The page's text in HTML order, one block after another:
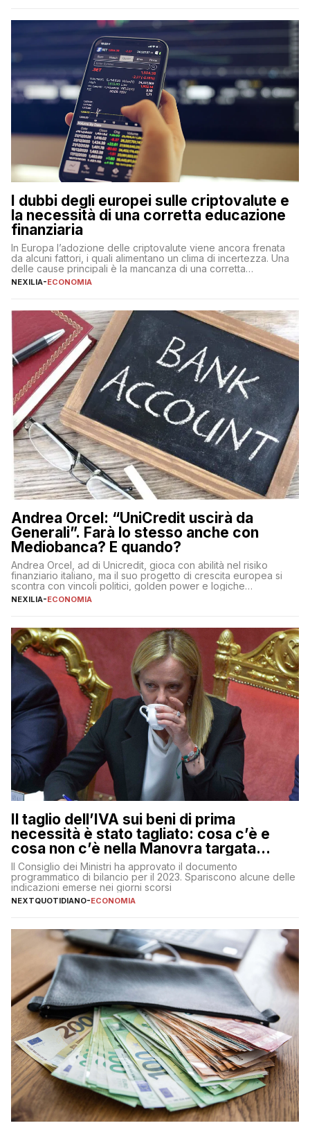
flessibilità e rendimento. Come funzionano […]
I dubbi degli europei sulle criptovalute e
la necessità di una corretta educazione
finanziaria
In Europa l’adozione delle criptovalute viene ancora frenata
da alcuni fattori, i quali alimentano un clima di incertezza. Una
delle cause principali è la mancanza di una corretta
educazione finanziaria, che impedisce ad una larga parte della
sulle criptovalute: […]
NEXILIA-ECONOMIA
Andrea Orcel: “UniCredit uscirà da
Generali”. Farà lo stesso anche con
Mediobanca? E quando?
Andrea Orcel, ad di Unicredit, gioca con abilità nel risiko
finanziario italiano, ma il suo progetto di crescita europea si
scontra con vincoli politici, golden power e logiche
protezionistiche. Orcel e la mossa su Generali Andrea Orcel,
NEXILIA-ECONOMIA
Il taglio dell’IVA sui beni di prima
necessità è stato tagliato: cosa c’è e
cosa non c’è nella Manovra targata
Meloni
Il Consiglio dei Ministri ha approvato il documento
programmatico di bilancio per il 2023. Spariscono alcune delle
indicazioni emerse nei giorni scorsi
NEXTQUOTIDIANO-ECONOMIA